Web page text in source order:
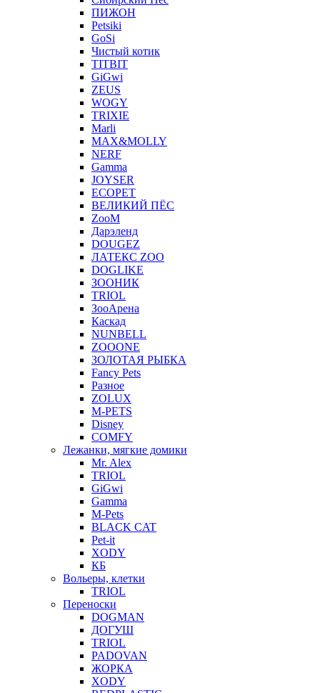
ПИЖОН
Petsiki
GoSi
Чистый котик
TITBIT
GiGwi
ZEUS
WOGY
TRIXIE
Marli
MAX&MOLLY
NERF
Gamma
JOYSER
ECOPET
ВЕЛИКИЙ ПЁС
ZooM
Дарэленд
DOUGEZ
ЛАТЕКС ZOO
DOGLIKE
ЗООНИК
TRIOL
ЗооАрена
Каскад
NUNBELL
ZOOONE
ЗОЛОТАЯ РЫБКА
Fancy Pets
Разное
ZOLUX
M-PETS
Disney
COMFY
Лежанки, мягкие домики
Mr. Alex
TRIOL
GiGwi
Gamma
M-Pets
BLACK CAT
Pet-it
XODY
КБ
Вольеры, клетки
TRIOL
Переноски
DOGMAN
ДОГУШ
TRIOL
PADOVAN
ЖОРКА
XODY